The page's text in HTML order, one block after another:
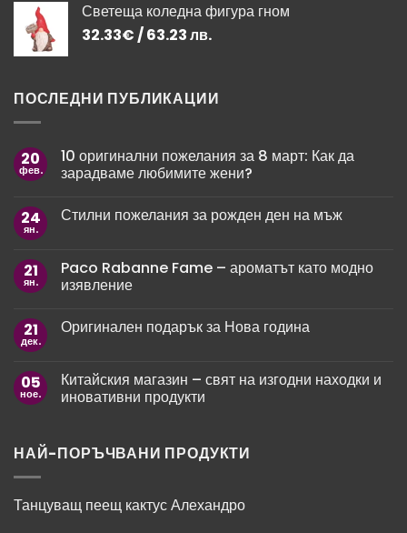
Светеща коледна фигура гном
32.33€/ 63.23 лв.
ПОСЛЕДНИ ПУБЛИКАЦИИ
20
фев.
10 оригинални пожелания за 8 март: Как да
зарадваме любимите жени?
за
за
8
март:
зарадваме
любимите
24
ян.
Стилни пожелания за рожден ден на мъж
Стилни
пожелания
за
на
мъж
21
ян.
Paco Rabanne Fame – ароматът като модно
изявление
за
Paco
–
ароматът
като
21
дек.
Оригинален подарък за Нова година
Оригинален
подарък
за
05
ное.
Китайския магазин – свят на изгодни находки и
иновативни продукти
Китайския
магазин
изгодни
НАЙ-ПОРЪЧВАНИ ПРОДУКТИ
Танцуващ пеещ кактус Алехандро